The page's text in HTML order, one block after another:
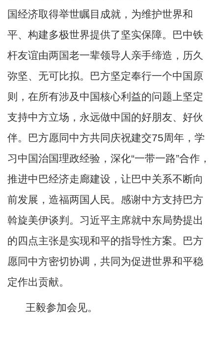
国经济取得举世瞩目成就，为维护世界和
平、构建多极世界提供了坚实保障。巴中铁
杆友谊由两国老一辈领导人亲手缔造，历久
弥坚、无可比拟。巴方坚定奉行一个中国原
则，在所有涉及中国核心利益的问题上坚定
支持中方立场，永远做中国的好朋友、好伙
伴。巴方愿同中方共同庆祝建交75周年，学
习中国治国理政经验，深化“一带一路”合作，
推进中巴经济走廊建设，让巴中关系不断向
前发展，造福两国人民。感谢中方支持巴方
斡旋美伊谈判。习近平主席就中东局势提出
的四点主张是实现和平的指导性方案。巴方
愿同中方密切协调，共同为促进世界和平稳
定作出贡献。
王毅参加会见。